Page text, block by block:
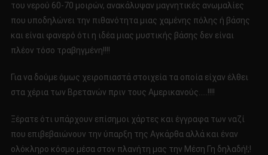
του νερού 60-70 μοιρών, ανακάλυψαν μαγνητικές ανωμαλίες
που υποδηλώνει την πιθανότητα μιας χαμένης πόλης ή βάσης
και είναι φανερό ότι η ιδέα μιας μυστικής βάσης δεν είναι
πλέον τόσο τραβηγμένη!!!!
Για να δούμε όμως χειροπιαστά στοιχεία τα οποία είχαν έλθει
στα χέρια των Βρετανών πριν τους Αμερικανούς…..!!!!
Ξέρατε ότι υπάρχουν επίσημοι χάρτες και έγγραφα των ναζί
που επιβεβαιώνουν την ύπαρξη της Αγκάρθα αλλά και έναν
ολόκληρο κόσμο μέσα στον πλανήτη μας την Μέση Γη δηλαδή!;!